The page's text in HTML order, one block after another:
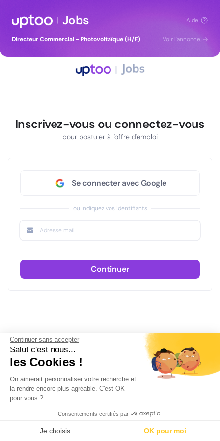
Continuer sans accepter
Salut c'est nous...
les Cookies !
On aimerait personnaliser votre recherche et
la rendre encore plus agréable. C'est OK
pour vous ?
Consentements certifiés par
Je choisis OK pour moi
| Jobs Aide
Directeur Commercial - Photovoltaïque (H/F) Voir l'annonce
Inscrivez-vous ou connectez-vous
pour postuler à l'offre d'emploi
Se connecter avec Google
ou indiquez vos identifiants
Continuer